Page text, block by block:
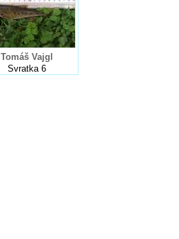
Tomáš Vajgl
Svratka 6